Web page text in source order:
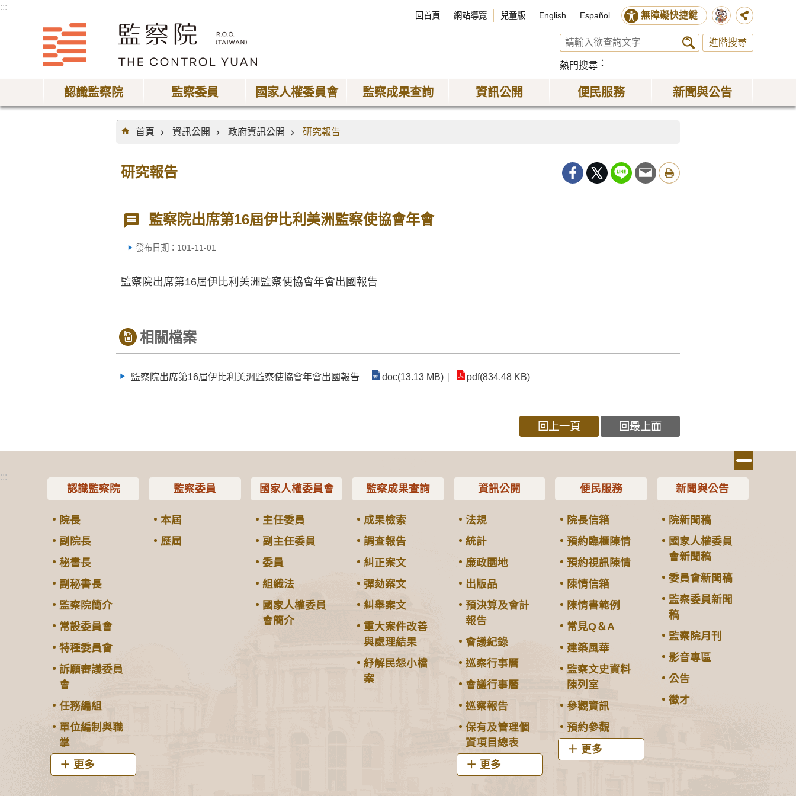
:::
回首頁 網站導覽 兒童版 English Español 無障礙快捷鍵
進階搜尋
熱門搜尋
認識監察院 監察委員 國家人權委員會 監察成果查詢 資訊公開 便民服務 新聞與公告
:::
首頁
資訊公開 政府資訊公開 研究報告
研究報告
監察院出席第16屆伊比利美洲監察使協會年會
發布日期：101-11-01
監察院出席第16屆伊比利美洲監察使協會年會出國報告
相關檔案
監察院出席第16屆伊比利美洲監察使協會年會出國報告 doc(13.13 MB) pdf(834.48 KB)
回上一頁 回最上面
:::
認識監察院
院長
副院長
秘書長
副秘書長
監察院簡介
常設委員會
特種委員會
訴願審議委員
會
任務編組
單位編制與職
掌
更多
監察委員
本屆
歷屆
國家人權委員會
主任委員
副主任委員
委員
組織法
國家人權委員
會簡介
監察成果查詢
成果檢索
調查報告
糾正案文
彈劾案文
糾舉案文
重大案件改善
與處理結果
紓解民怨小檔
案
資訊公開
法規
統計
廉政園地
出版品
預決算及會計
報告
會議紀錄
巡察行事曆
會議行事曆
巡察報告
保有及管理個
資項目總表
更多
便民服務
院長信箱
預約臨櫃陳情
預約視訊陳情
陳情信箱
陳情書範例
常見Q＆A
建築風華
監察文史資料
陳列室
參觀資訊
預約參觀
更多
新聞與公告
院新聞稿
國家人權委員
會新聞稿
委員會新聞稿
監察委員新聞
稿
監察院月刊
影音專區
公告
徵才